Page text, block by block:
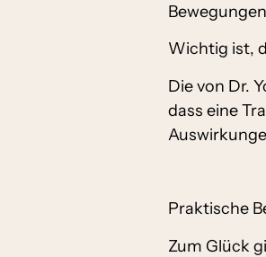
Wichtig ist,
Die von Dr.
dass eine
Praktische
Zum Glück